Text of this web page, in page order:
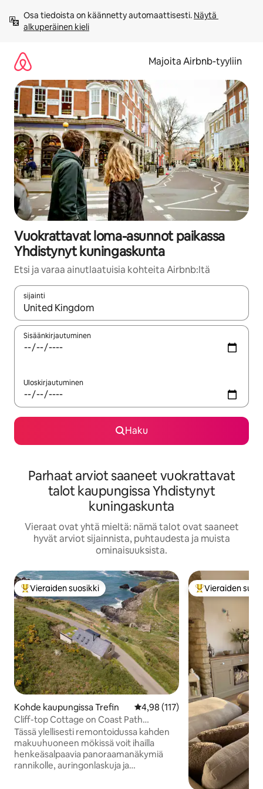
sisältö
väliin
Osa tiedoista on käännetty automaattisesti. Näytä
alkuperäinen kieli
Majoita Airbnb-tyyliin
Vuokrattavat loma-asunnot paikassa
Yhdistynyt kuningaskunta
Etsi ja varaa ainutlaatuisia kohteita Airbnb:ltä
sijainti
Kun tulokset ovat saatavilla, navigoi ylös- ja alas-
Sisäänkirjautuminen
Uloskirjautuminen
Haku
Parhaat arviot saaneet vuokrattavat
talot kaupungissa Yhdistynyt
kuningaskunta
Vieraat ovat yhtä mieltä: nämä talot ovat saaneet
hyvät arviot sijainnista, puhtaudesta ja muista
ominaisuuksista.
Vieraiden suosikkien parhaimmistoa
Vieraiden suosikki
Kohde kaupungissa Trefin Keskimääräinen arvio 4,98/5,
4,98 (117)
Cliff-top Cottage on Coast Path
w/Panoraamanäkymät
Tässä ylellisesti remontoidussa kahden
makuuhuoneen mökissä voit ihailla
henkeäsalpaavia panoraamanäkymiä
rannikolle, auringonlaskuja ja
Vieraiden
Vieraiden